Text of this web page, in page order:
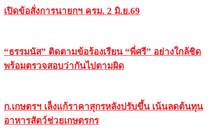
เปิดข้อสั่งการนายกฯ ครม. 2 มิ.ย.69
“ธรรมนัส” ติดตามข้อร้องเรียน “พี่ศรี” อย่างใกล้ชิด
พร้อมตรวจสอบว่ากันไปตามผิด
ก.เกษตรฯ เล็งแก้ราคาสุกรหลังปรับขึ้น เน้นลดต้นทุน
อาหารสัตว์ช่วยเกษตรกร